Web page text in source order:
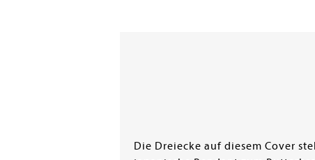
Die Dreiecke auf diesem Cover